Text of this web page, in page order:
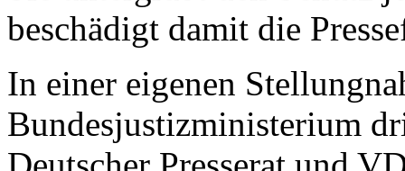
beschädigt damit die
In einer eigenen
Bundesjustizministerium